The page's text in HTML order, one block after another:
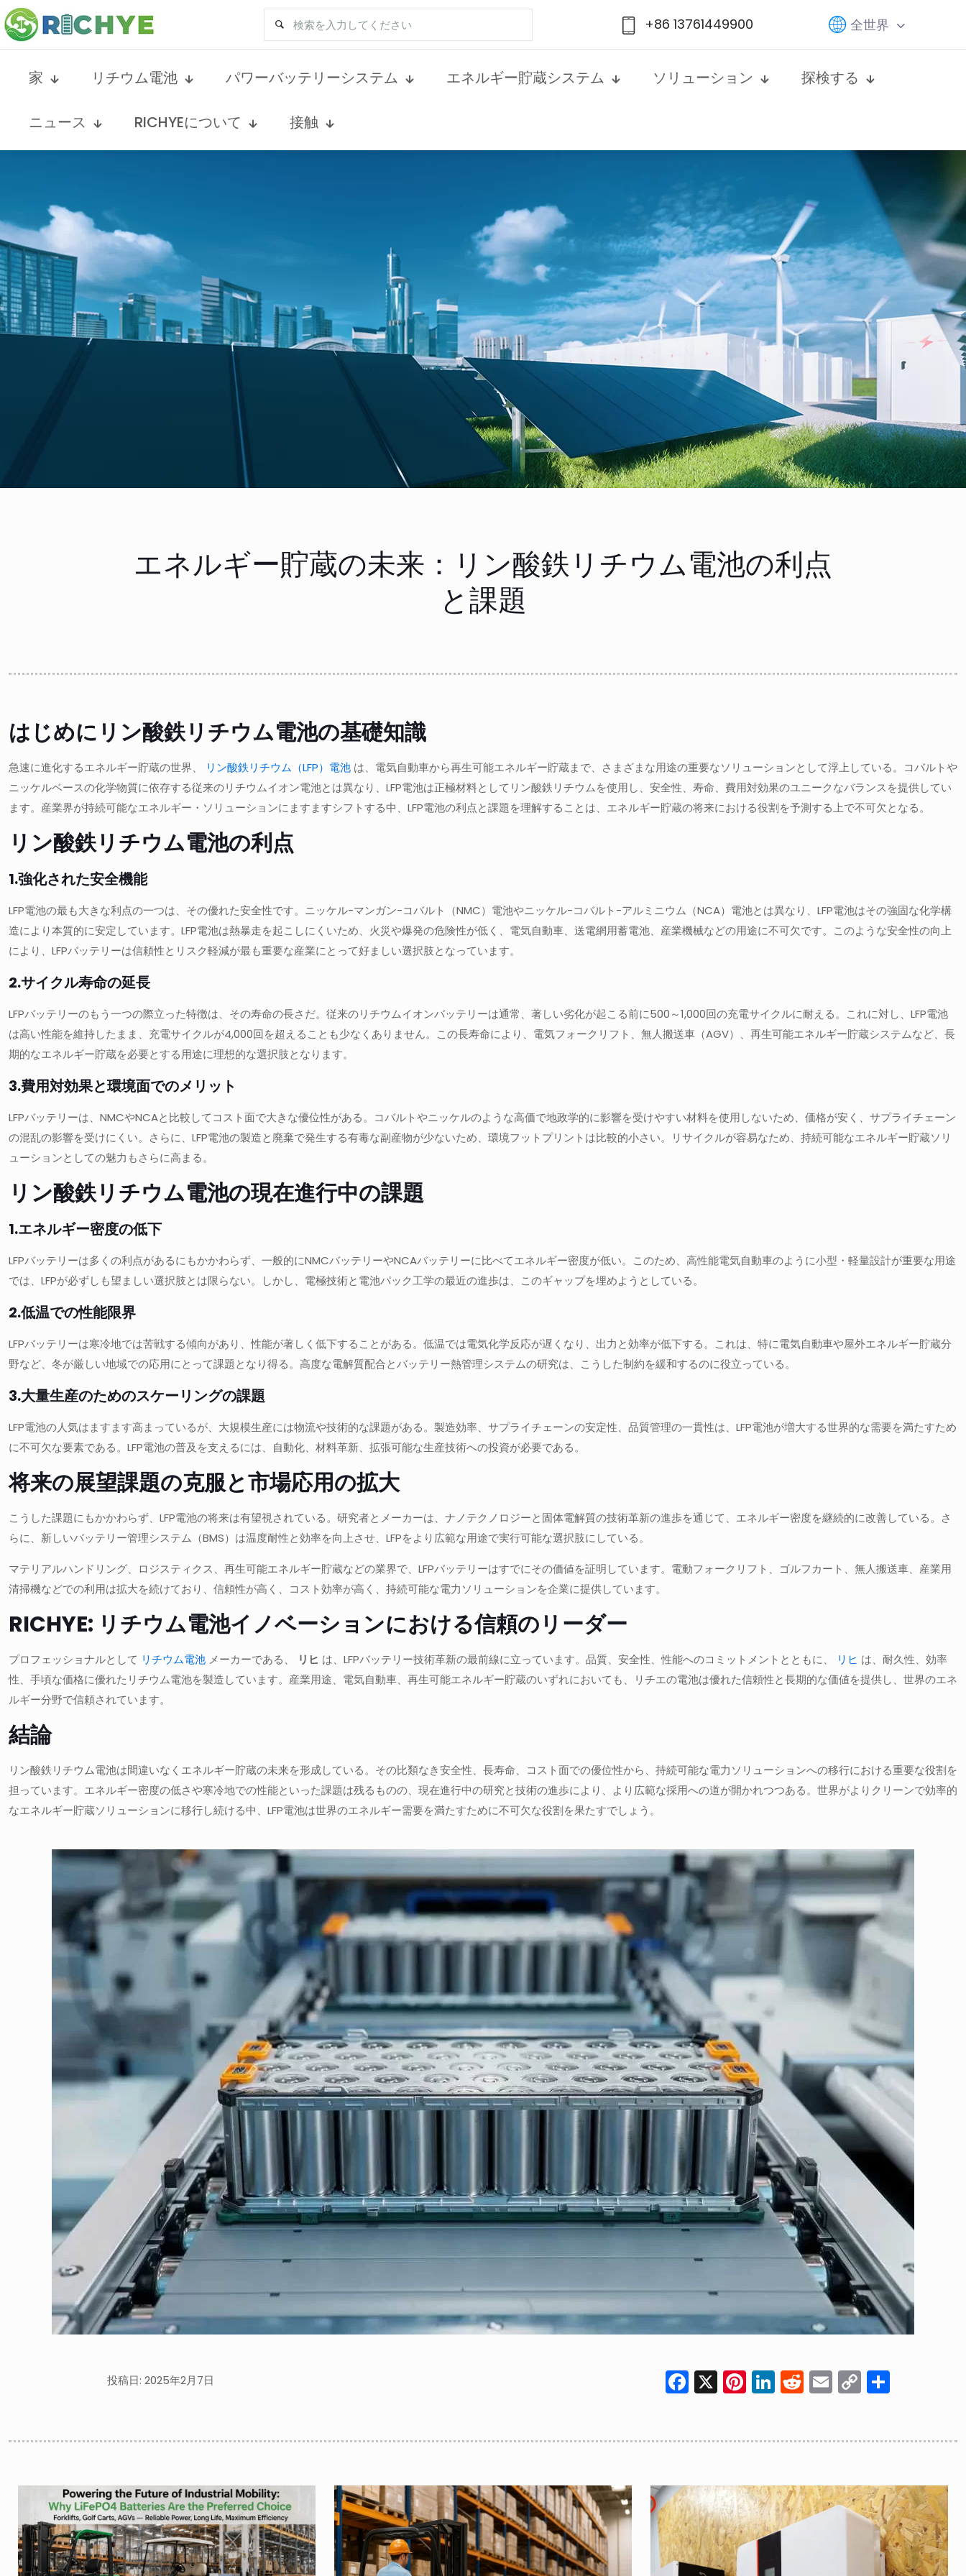
+86 13761449900 全世界
家 リチウム電池 パワーバッテリーシステム エネルギー貯蔵システム ソリューション 探検する
ニュース RICHYEについて 接触
エネルギー貯蔵の未来：リン酸鉄リチウム電池の利点
と課題
はじめにリン酸鉄リチウム電池の基礎知識
急速に進化するエネルギー貯蔵の世界、 リン酸鉄リチウム（LFP）電池 は、電気自動車から再生可能エネルギー貯蔵まで、さまざまな用途の重要なソリューションとして浮上している。コバルトや
ニッケルベースの化学物質に依存する従来のリチウムイオン電池とは異なり、LFP電池は正極材料としてリン酸鉄リチウムを使用し、安全性、寿命、費用対効果のユニークなバランスを提供してい
ます。産業界が持続可能なエネルギー・ソリューションにますますシフトする中、LFP電池の利点と課題を理解することは、エネルギー貯蔵の将来における役割を予測する上で不可欠となる。
リン酸鉄リチウム電池の利点
1.強化された安全機能
LFP電池の最も大きな利点の一つは、その優れた安全性です。ニッケル-マンガン-コバルト（NMC）電池やニッケル-コバルト-アルミニウム（NCA）電池とは異なり、LFP電池はその強固な化学構
造により本質的に安定しています。LFP電池は熱暴走を起こしにくいため、火災や爆発の危険性が低く、電気自動車、送電網用蓄電池、産業機械などの用途に不可欠です。このような安全性の向上
により、LFPバッテリーは信頼性とリスク軽減が最も重要な産業にとって好ましい選択肢となっています。
2.サイクル寿命の延長
LFPバッテリーのもう一つの際立った特徴は、その寿命の長さだ。従来のリチウムイオンバッテリーは通常、著しい劣化が起こる前に500～1,000回の充電サイクルに耐える。これに対し、LFP電池
は高い性能を維持したまま、充電サイクルが4,000回を超えることも少なくありません。この長寿命により、電気フォークリフト、無人搬送車（AGV）、再生可能エネルギー貯蔵システムなど、長
期的なエネルギー貯蔵を必要とする用途に理想的な選択肢となります。
3.費用対効果と環境面でのメリット
LFPバッテリーは、NMCやNCAと比較してコスト面で大きな優位性がある。コバルトやニッケルのような高価で地政学的に影響を受けやすい材料を使用しないため、価格が安く、サプライチェーン
の混乱の影響を受けにくい。さらに、LFP電池の製造と廃棄で発生する有毒な副産物が少ないため、環境フットプリントは比較的小さい。リサイクルが容易なため、持続可能なエネルギー貯蔵ソリ
ューションとしての魅力もさらに高まる。
リン酸鉄リチウム電池の現在進行中の課題
1.エネルギー密度の低下
LFPバッテリーは多くの利点があるにもかかわらず、一般的にNMCバッテリーやNCAバッテリーに比べてエネルギー密度が低い。このため、高性能電気自動車のように小型・軽量設計が重要な用途
では、LFPが必ずしも望ましい選択肢とは限らない。しかし、電極技術と電池パック工学の最近の進歩は、このギャップを埋めようとしている。
2.低温での性能限界
LFPバッテリーは寒冷地では苦戦する傾向があり、性能が著しく低下することがある。低温では電気化学反応が遅くなり、出力と効率が低下する。これは、特に電気自動車や屋外エネルギー貯蔵分
野など、冬が厳しい地域での応用にとって課題となり得る。高度な電解質配合とバッテリー熱管理システムの研究は、こうした制約を緩和するのに役立っている。
3.大量生産のためのスケーリングの課題
LFP電池の人気はますます高まっているが、大規模生産には物流や技術的な課題がある。製造効率、サプライチェーンの安定性、品質管理の一貫性は、LFP電池が増大する世界的な需要を満たすため
に不可欠な要素である。LFP電池の普及を支えるには、自動化、材料革新、拡張可能な生産技術への投資が必要である。
将来の展望課題の克服と市場応用の拡大
こうした課題にもかかわらず、LFP電池の将来は有望視されている。研究者とメーカーは、ナノテクノロジーと固体電解質の技術革新の進歩を通じて、エネルギー密度を継続的に改善している。さ
らに、新しいバッテリー管理システム（BMS）は温度耐性と効率を向上させ、LFPをより広範な用途で実行可能な選択肢にしている。
マテリアルハンドリング、ロジスティクス、再生可能エネルギー貯蔵などの業界で、LFPバッテリーはすでにその価値を証明しています。電動フォークリフト、ゴルフカート、無人搬送車、産業用
清掃機などでの利用は拡大を続けており、信頼性が高く、コスト効率が高く、持続可能な電力ソリューションを企業に提供しています。
RICHYE: リチウム電池イノベーションにおける信頼のリーダー
プロフェッショナルとして リチウム電池 メーカーである、 リヒ は、LFPバッテリー技術革新の最前線に立っています。品質、安全性、性能へのコミットメントとともに、 リヒ は、耐久性、効率
性、手頃な価格に優れたリチウム電池を製造しています。産業用途、電気自動車、再生可能エネルギー貯蔵のいずれにおいても、リチエの電池は優れた信頼性と長期的な価値を提供し、世界のエネ
ルギー分野で信頼されています。
結論
リン酸鉄リチウム電池は間違いなくエネルギー貯蔵の未来を形成している。その比類なき安全性、長寿命、コスト面での優位性から、持続可能な電力ソリューションへの移行における重要な役割を
担っています。エネルギー密度の低さや寒冷地での性能といった課題は残るものの、現在進行中の研究と技術の進歩により、より広範な採用への道が開かれつつある。世界がよりクリーンで効率的
なエネルギー貯蔵ソリューションに移行し続ける中、LFP電池は世界のエネルギー需要を満たすために不可欠な役割を果たすでしょう。
投稿日: 2025年2月7日 Facebook
X Pinterest
LinkedIn
Reddit
Email
Copy
Link